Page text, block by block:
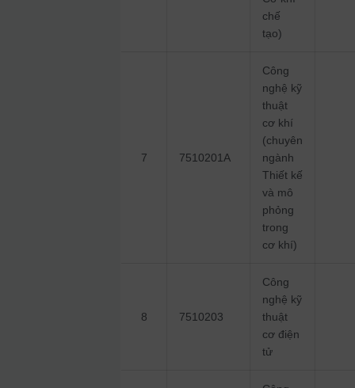
chế
tạo)
7 7510201A
Công
nghệ kỹ
thuật
cơ khí
(chuyên
ngành
Thiết kế
và mô
phỏng
trong
cơ khí)
8 7510203
Công
nghệ kỹ
thuật
cơ điện
tử